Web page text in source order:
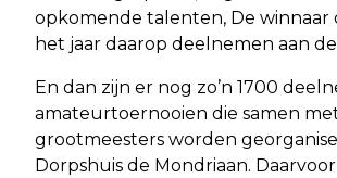
opkomende talenten, De winnaar
het jaar daarop deelnemen aan de
En dan zijn er nog zo’n 1700
amateurtoernooien die samen
grootmeesters worden
Dorpshuis de Mondriaan. Daarvoor